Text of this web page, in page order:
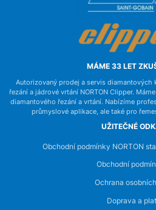
MÁME 33 LET
Autorizovaný prodej a servis diamantových
řezání a jádrové vrtání NORTON Clipper.
diamantového řezání a vrtání. Nabízíme
průmyslové aplikace, ale také pro
UŽITEČNÉ
Obchodní podmínky NORTON
Obchodní
Ochrana
Doprava a